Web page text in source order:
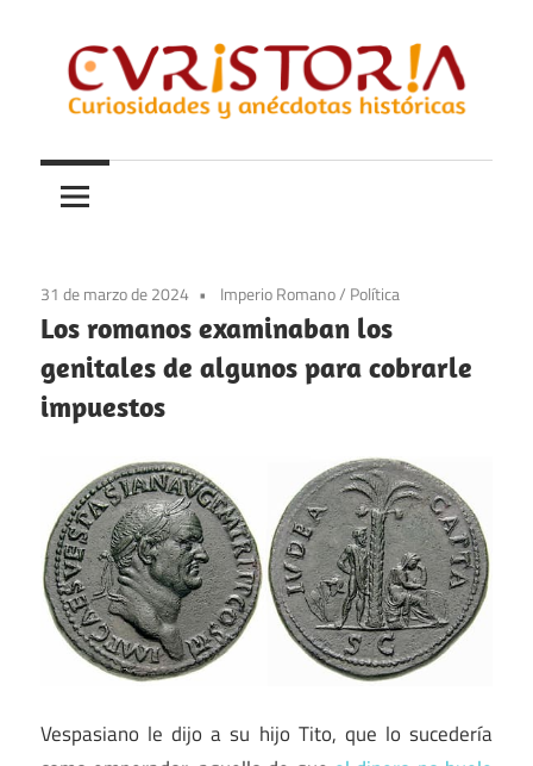
contenido
Curistoria
y
anécdotas
historia
31 de marzo de 2024 Imperio Romano/ Política
Los romanos examinaban los
genitales de algunos para cobrarle
impuestos
Vespasiano le dijo a su hijo Tito, que lo sucedería